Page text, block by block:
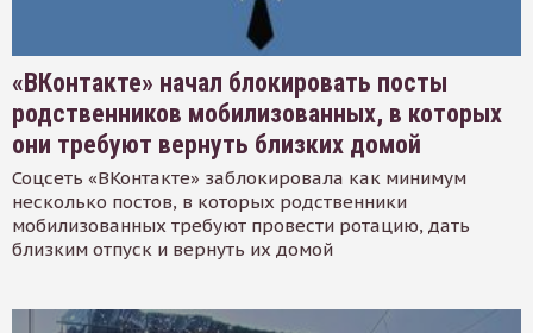
«ВКонтакте» начал блокировать посты
родственников мобилизованных, в которых
они требуют вернуть близких домой
Соцсеть «ВКонтакте» заблокировала как минимум
несколько постов, в которых родственники
мобилизованных требуют провести ротацию, дать
близким отпуск и вернуть их домой